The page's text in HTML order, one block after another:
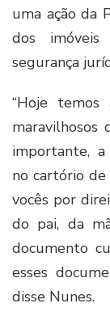
uma ação da
dos
segurança
“Hoje
importante,
no cartório de
vocês por
do pai, da
documento
esses
disse Nunes.